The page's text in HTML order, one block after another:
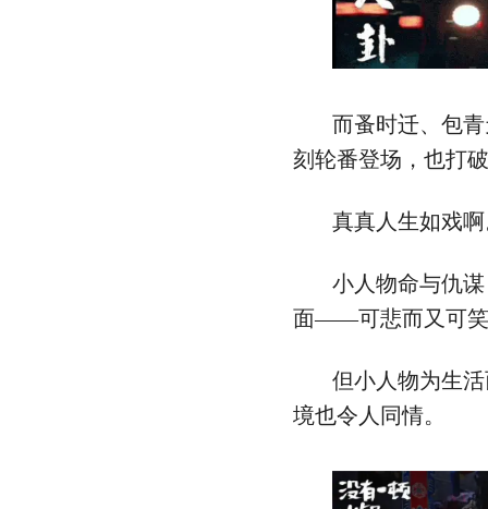
而蚤时迁、包
刻轮番登场，也打
真真人生如戏
小人物命与仇
面——可悲而又可
但小人物为生
境也令人同情。